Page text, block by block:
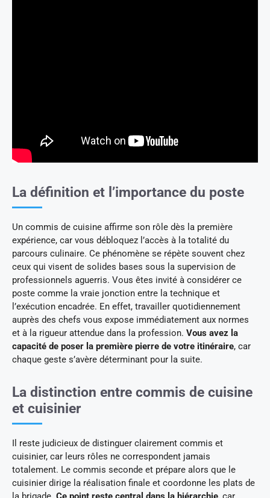
La définition et l’importance du poste
Un commis de cuisine affirme son rôle dès la première
expérience, car vous débloquez l’accès à la totalité du
parcours culinaire. Ce phénomène se répète souvent chez
ceux qui visent de solides bases sous la supervision de
professionnels aguerris. Vous êtes invité à considérer ce
poste comme la vraie jonction entre la technique et
l’exécution encadrée. En effet, travailler quotidiennement
auprès des chefs vous expose immédiatement aux normes
et à la rigueur attendue dans la profession. Vous avez la
capacité de poser la première pierre de votre itinéraire, car
chaque geste s’avère déterminant pour la suite.
La distinction entre commis de cuisine
et cuisinier
Il reste judicieux de distinguer clairement commis et
cuisinier, car leurs rôles ne correspondent jamais
totalement. Le commis seconde et prépare alors que le
cuisinier dirige la réalisation finale et coordonne les plats de